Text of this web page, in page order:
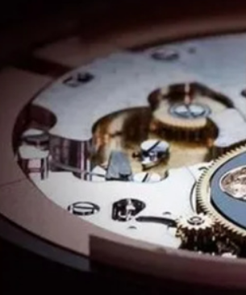
惠州市惠城区江北文昌一路7号华贸大厦
厦门市思明区湖滨东路95号华润大厦写
福州市鼓楼区五四路128-1号恒力城写字
成都市锦江区人民东路6号SAC东原中心
重庆市江北区观音桥步行街2号融恒时代
长沙市芙蓉区定王台街道建湘路393号世
郑州市二七区铭功路10号华润大厦写字楼
太原市迎泽区解放路15号亨得利名表服
沈阳市沈河区中街路137号亨得利名表服
沈阳市沈河区中街路83号亨得利名表服
乌鲁木齐市天山区红山路26号时代广场
温州市鹿城区锦绣路1067号置信广场10
哈尔滨市道里区友谊西路600号富力中心